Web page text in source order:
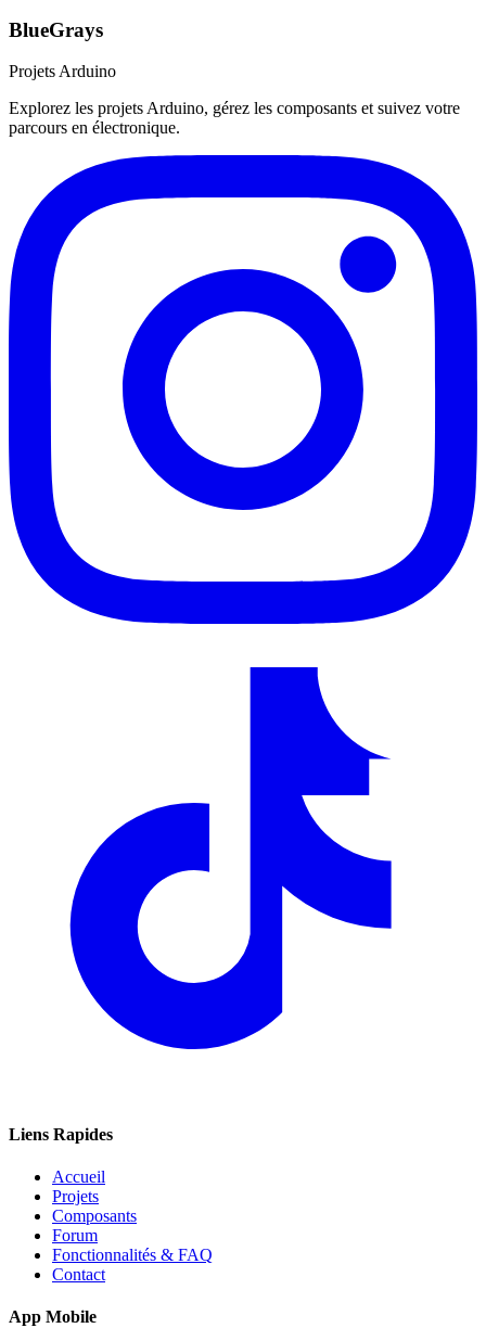
BlueGrays
Projets Arduino
Explorez les projets Arduino, gérez les composants et suivez votre
parcours en électronique.
Liens Rapides
Accueil
Projets
Composants
Forum
Fonctionnalités & FAQ
Contact
App Mobile